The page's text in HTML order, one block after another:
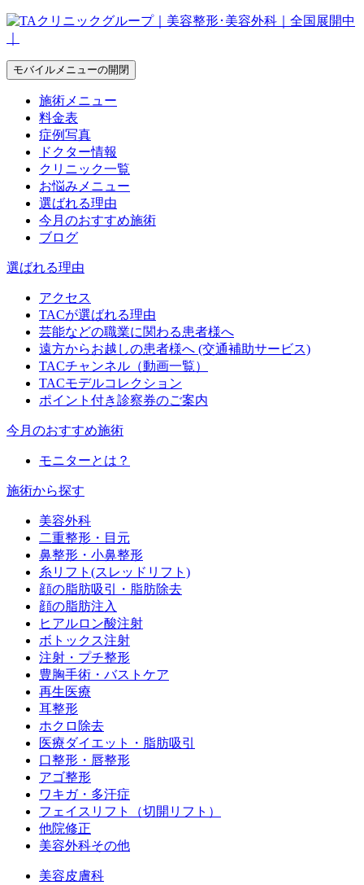
モバイルメニューの開閉
施術メニュー
料金表
症例写真
ドクター情報
クリニック一覧
お悩みメニュー
選ばれる理由
今月のおすすめ施術
ブログ
選ばれる理由
アクセス
TACが選ばれる理由
芸能などの職業に関わる患者様へ
遠方からお越しの患者様へ (交通補助サービス)
TACチャンネル（動画一覧）
TACモデルコレクション
ポイント付き診察券のご案内
今月のおすすめ施術
モニターとは？
施術から探す
美容外科
二重整形・目元
鼻整形・小鼻整形
糸リフト(スレッドリフト)
顔の脂肪吸引・脂肪除去
顔の脂肪注入
ヒアルロン酸注射
ボトックス注射
注射・プチ整形
豊胸手術・バストケア
再生医療
耳整形
ホクロ除去
医療ダイエット・脂肪吸引
口整形・唇整形
アゴ整形
ワキガ・多汗症
フェイスリフト（切開リフト）
他院修正
美容外科その他
美容皮膚科